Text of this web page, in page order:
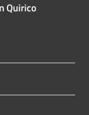
Quirico